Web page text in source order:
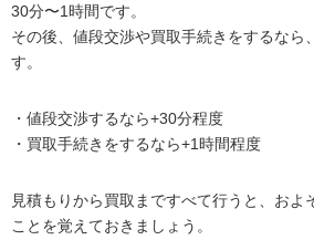
30分〜1時間です。
その後、値段交渉や買取手続きをするなら
す。
・値段交渉するなら+30分程度
・買取手続きをするなら+1時間程度
見積もりから買取まですべて行うと、およ
ことを覚えておきましょう。